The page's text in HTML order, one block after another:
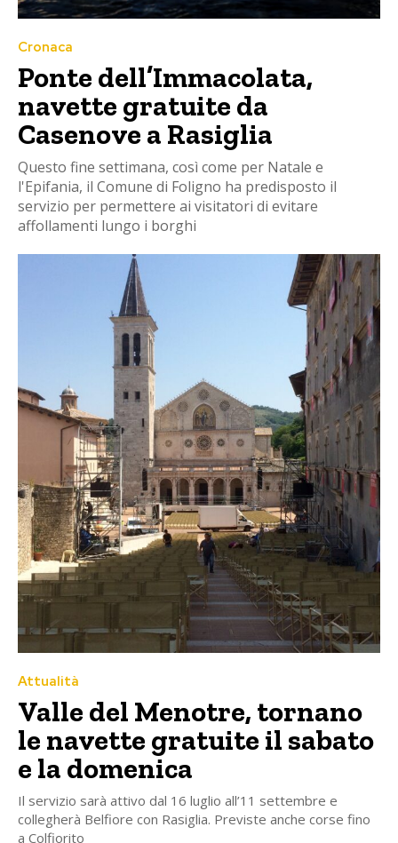
Cronaca
Ponte dell’Immacolata,
navette gratuite da
Casenove a Rasiglia
Questo fine settimana, così come per Natale e
l'Epifania, il Comune di Foligno ha predisposto il
servizio per permettere ai visitatori di evitare
affollamenti lungo i borghi
Attualità
Valle del Menotre, tornano
le navette gratuite il sabato
e la domenica
Il servizio sarà attivo dal 16 luglio all’11 settembre e
collegherà Belfiore con Rasiglia. Previste anche corse fino
a Colfiorito